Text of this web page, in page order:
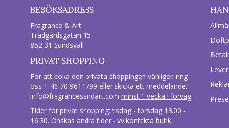
BESÖKSADRESS
Fragrance & Art
Trädgårdsgatan 15
852 31 Sundsvall
PRIVAT SHOPPING
För att boka den privata shoppingen vänligen ring
oss + 46 70 9611799 eller skicka ett meddelande:
info@fragrancesandart.com minst 1 vecka i förväg.
Tider för privat shopping: tisdag - torsdag 13.00 -
16.30. Önskas andra tider - vv.kontakta butik.